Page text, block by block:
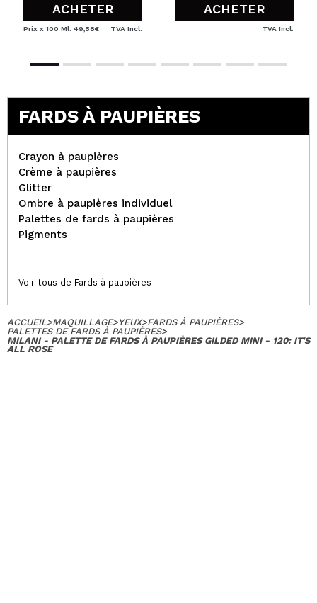
ACHETER
Prix x 100 Ml: 49,58€ TVA Incl.
ACHETER
TVA Incl.
FARDS À PAUPIÈRES
Crayon à paupières
Crème à paupières
Glitter
Ombre à paupières individuel
Palettes de fards à paupières
Pigments
Voir tous de Fards à paupières
ACCUEIL>MAQUILLAGE>YEUX>FARDS À PAUPIÈRES>
PALETTES DE FARDS À PAUPIÈRES>
MILANI - PALETTE DE FARDS À PAUPIÈRES GILDED MINI - 120: IT'S
ALL ROSE